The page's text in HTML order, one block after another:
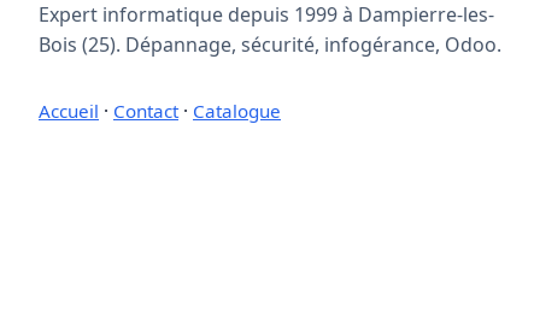
Expert informatique depuis 1999 à Dampierre-les-
Bois (25). Dépannage, sécurité, infogérance, Odoo.
Accueil · Contact· Catalogue